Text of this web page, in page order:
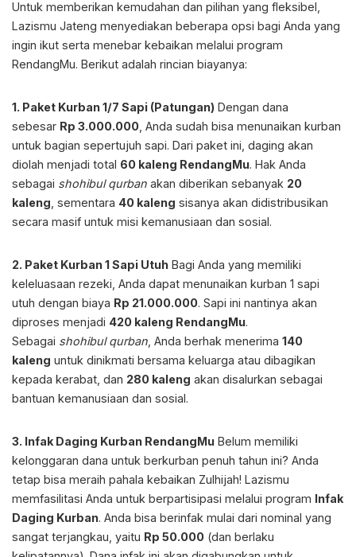
Untuk memberikan kemudahan dan pilihan yang fleksibel,
Lazismu Jateng menyediakan beberapa opsi bagi Anda yang
ingin ikut serta menebar kebaikan melalui program
RendangMu. Berikut adalah rincian biayanya:
1. Paket Kurban 1/7 Sapi (Patungan) Dengan dana
sebesar Rp 3.000.000 , Anda sudah bisa menunaikan kurban
untuk bagian sepertujuh sapi. Dari paket ini, daging akan
diolah menjadi total 60 kaleng RendangMu. Hak Anda
sebagai shohibul qurban akan diberikan sebanyak 20
kaleng , sementara 40 kaleng sisanya akan didistribusikan
secara masif untuk misi kemanusiaan dan sosial.
2. Paket Kurban 1 Sapi Utuh Bagi Anda yang memiliki
keleluasaan rezeki, Anda dapat menunaikan kurban 1 sapi
utuh dengan biaya Rp 21.000.000. Sapi ini nantinya akan
diproses menjadi 420 kaleng RendangMu.
Sebagai shohibul qurban , Anda berhak menerima 140
kaleng untuk dinikmati bersama keluarga atau dibagikan
kepada kerabat, dan 280 kaleng akan disalurkan sebagai
bantuan kemanusiaan dan sosial.
3. Infak Daging Kurban RendangMu Belum memiliki
kelonggaran dana untuk berkurban penuh tahun ini? Anda
tetap bisa meraih pahala kebaikan Zulhijah! Lazismu
memfasilitasi Anda untuk berpartisipasi melalui program Infak
Daging Kurban. Anda bisa berinfak mulai dari nominal yang
sangat terjangkau, yaitu Rp 50.000 (dan berlaku